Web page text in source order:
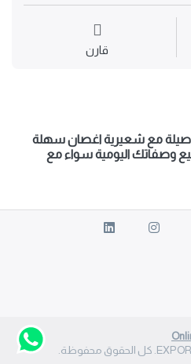
قارن
مع شعيرية اغصان سهلة
وصفاتك اليومية سواء مع